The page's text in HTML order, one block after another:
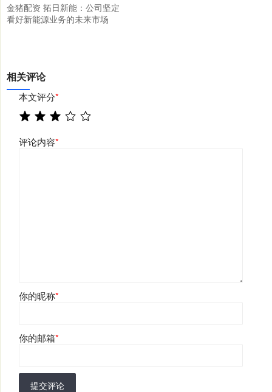
金猪配资 拓日新能：公司坚定
看好新能源业务的未来市场
相关评论
本文评分*
评论内容*
你的昵称*
你的邮箱*
提交评论